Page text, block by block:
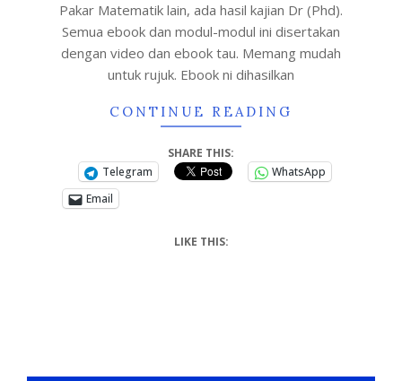
Pakar Matematik lain, ada hasil kajian Dr (Phd).
Semua ebook dan modul-modul ini disertakan
dengan video dan ebook tau. Memang mudah
untuk rujuk. Ebook ni dihasilkan
CONTINUE READING
SHARE THIS:
Telegram
WhatsApp
Email
LIKE THIS: